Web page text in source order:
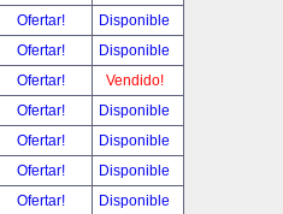
Ofertar!
Disponible
Ofertar!
Disponible
Ofertar!
Vendido!
Ofertar!
Disponible
Ofertar!
Disponible
Ofertar!
Disponible
Ofertar! Disponible